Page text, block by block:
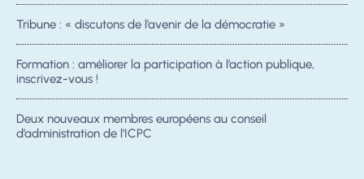
Tribune : « discutons de l’avenir de la démocratie »
Formation : améliorer la participation à l’action publique,
inscrivez-vous !
Deux nouveaux membres européens au conseil
d’administration de l’ICPC